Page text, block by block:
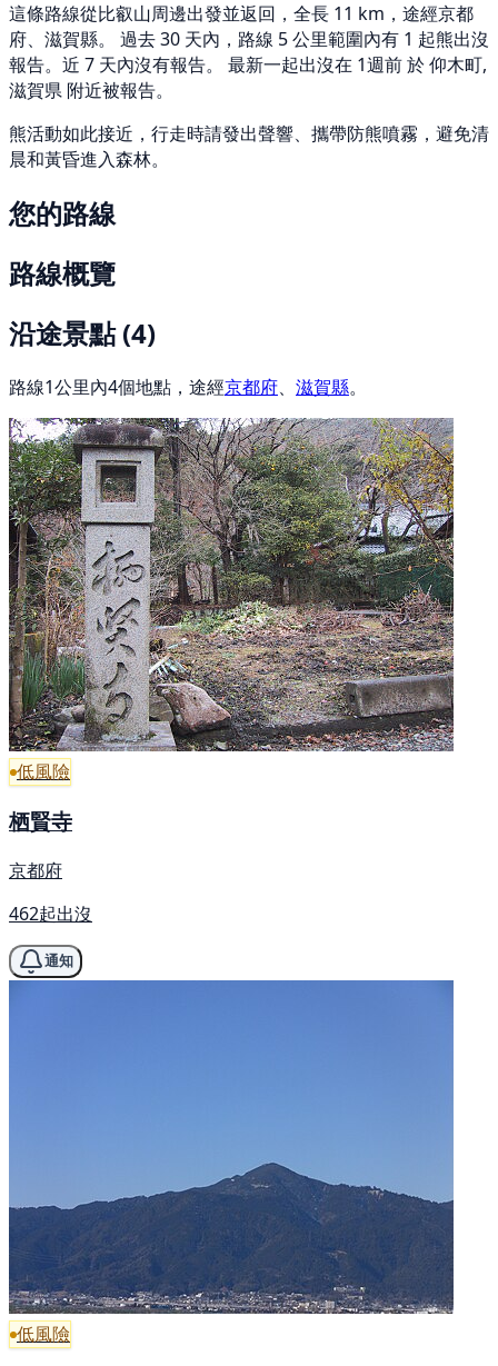
這條路線從比叡山周邊出發並返回，全長 11 km，途經京都
府、滋賀縣。 過去 30 天內，路線 5 公里範圍內有 1 起熊出沒
報告。近 7 天內沒有報告。 最新一起出沒在 1週前 於 仰木町,
滋賀県 附近被報告。
熊活動如此接近，行走時請發出聲響、攜帶防熊噴霧，避免清
晨和黃昏進入森林。
您的路線
路線概覽
沿途景點(4)
路線1公里內4個地點，途經京都府、 滋賀縣。
低風險
栖賢寺
京都府
462起出沒
通知
低風險